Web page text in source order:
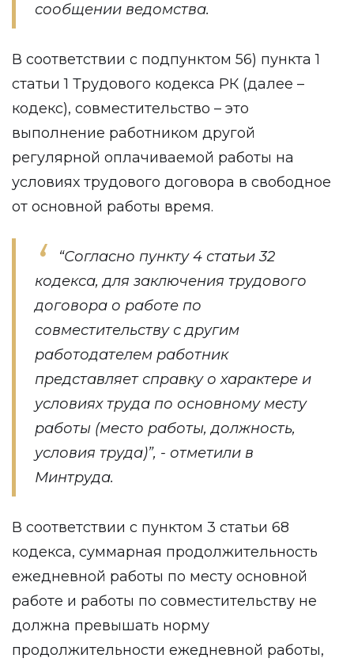
сообщении ведомства.
В соответствии с подпунктом 56) пункта 1
статьи 1 Трудового кодекса РК (далее –
кодекс), совместительство – это
выполнение работником другой
регулярной оплачиваемой работы на
условиях трудового договора в свободное
от основной работы время.
“Согласно пункту 4 статьи 32
кодекса, для заключения трудового
договора о работе по
совместительству с другим
работодателем работник
представляет справку о характере и
условиях труда по основному месту
работы (место работы, должность,
условия труда)”, - отметили в
Минтруда.
В соответствии с пунктом 3 статьи 68
кодекса, суммарная продолжительность
ежедневной работы по месту основной
работе и работы по совместительству не
должна превышать норму
продолжительности ежедневной работы,